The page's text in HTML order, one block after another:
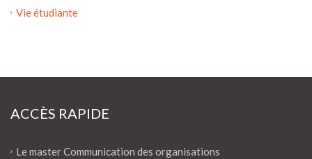
Vie étudiante
ACCÈS RAPIDE
Le master Communication des organisations